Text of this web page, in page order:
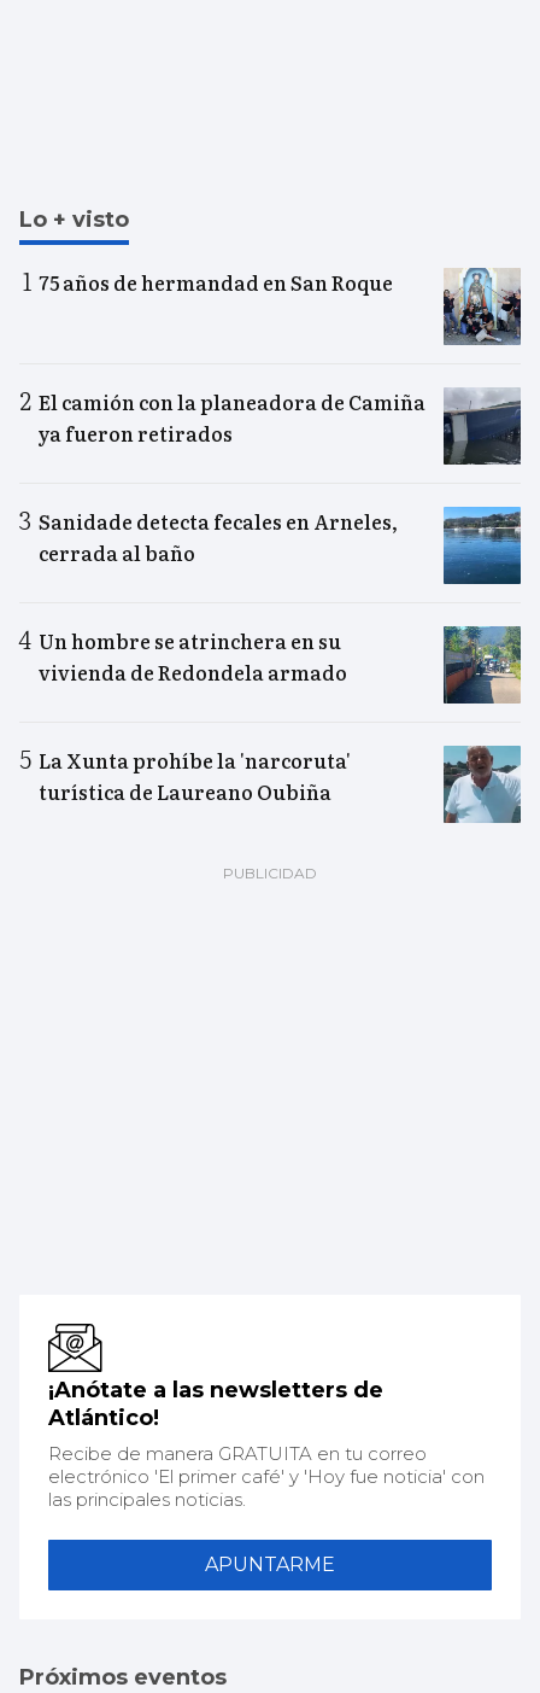
Lo + visto
75 años de hermandad en San Roque
El camión con la planeadora de Camiña
ya fueron retirados
Sanidade detecta fecales en Arneles,
cerrada al baño
Un hombre se atrinchera en su
vivienda de Redondela armado
La Xunta prohíbe la 'narcoruta'
turística de Laureano Oubiña
¡Anótate a las newsletters de
Atlántico!
Recibe de manera GRATUITA en tu correo
electrónico 'El primer café' y 'Hoy fue noticia' con
las principales noticias.
APUNTARME
Próximos eventos